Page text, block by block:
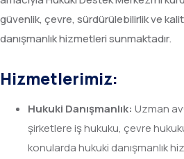
güvenlik, çevre, sürdürülebilirlik ve
danışmanlık hizmetleri sunmaktadır.
Hizmetlerimiz:
Hukuki Danışmanlık: Uzman
şirketlere iş hukuku, çevre
konularda hukuki danışmanlık